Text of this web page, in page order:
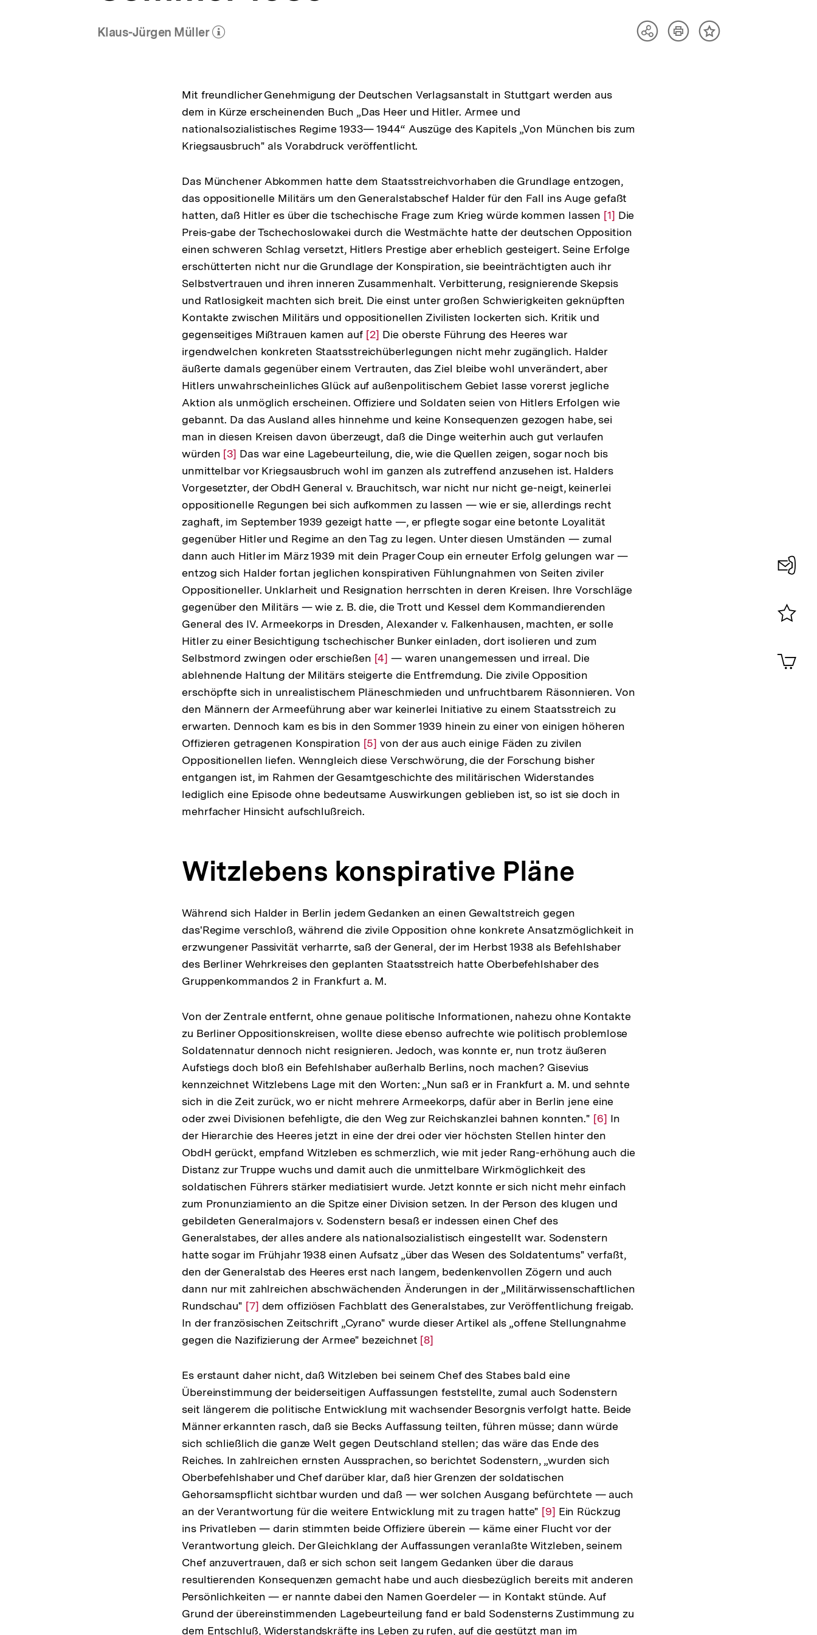
Klaus-Jürgen Müller
(Mehr zum Autor)
TeilenArtikelInhalt
Mit freundlicher Genehmigung der Deutschen Verlagsanstalt in Stuttgart werden aus
dem in Kürze erscheinenden Buch „Das Heer und Hitler. Armee und
nationalsozialistisches Regime 1933— 1944“ Auszüge des Kapitels „Von München bis zum
Kriegsausbruch" als Vorabdruck veröffentlicht.
Das Münchener Abkommen hatte dem Staatsstreichvorhaben die Grundlage entzogen,
das oppositionelle Militärs um den Generalstabschef Halder für den Fall ins Auge gefaßt
hatten, daß Hitler es über die tschechische Frage zum Krieg würde kommen lassen Zur
Auflösung
der
Fußnote
[1] Die
Preis-gabe der Tschechoslowakei durch die Westmächte hatte der deutschen Opposition
einen schweren Schlag versetzt, Hitlers Prestige aber erheblich gesteigert. Seine Erfolge
erschütterten nicht nur die Grundlage der Konspiration, sie beeinträchtigten auch ihr
Selbstvertrauen und ihren inneren Zusammenhalt. Verbitterung, resignierende Skepsis
und Ratlosigkeit machten sich breit. Die einst unter großen Schwierigkeiten geknüpften
Kontakte zwischen Militärs und oppositionellen Zivilisten lockerten sich. Kritik und
gegenseitiges Mißtrauen kamen auf Zur
Auflösung
der
Fußnote
[2] Die oberste Führung des Heeres war
irgendwelchen konkreten Staatsstreichüberlegungen nicht mehr zugänglich. Halder
äußerte damals gegenüber einem Vertrauten, das Ziel bleibe wohl unverändert, aber
Hitlers unwahrscheinliches Glück auf außenpolitischem Gebiet lasse vorerst jegliche
Aktion als unmöglich erscheinen. Offiziere und Soldaten seien von Hitlers Erfolgen wie
gebannt. Da das Ausland alles hinnehme und keine Konsequenzen gezogen habe, sei
man in diesen Kreisen davon überzeugt, daß die Dinge weiterhin auch gut verlaufen
würden Zur
Auflösung
der
Fußnote
[3] Das war eine Lagebeurteilung, die, wie die Quellen zeigen, sogar noch bis
unmittelbar vor Kriegsausbruch wohl im ganzen als zutreffend anzusehen ist. Halders
Vorgesetzter, der ObdH General v. Brauchitsch, war nicht nur nicht ge-neigt, keinerlei
oppositionelle Regungen bei sich aufkommen zu lassen — wie er sie, allerdings recht
zaghaft, im September 1939 gezeigt hatte —, er pflegte sogar eine betonte Loyalität
gegenüber Hitler und Regime an den Tag zu legen. Unter diesen Umständen — zumal
dann auch Hitler im März 1939 mit dein Prager Coup ein erneuter Erfolg gelungen war —
entzog sich Halder fortan jeglichen konspirativen Fühlungnahmen von Seiten ziviler
Oppositioneller. Unklarheit und Resignation herrschten in deren Kreisen. Ihre Vorschläge
gegenüber den Militärs — wie z. B. die, die Trott und Kessel dem Kommandierenden
General des IV. Armeekorps in Dresden, Alexander v. Falkenhausen, machten, er solle
Hitler zu einer Besichtigung tschechischer Bunker einladen, dort isolieren und zum
Selbstmord zwingen oder erschießen Zur
Auflösung
der
Fußnote
[4] — waren unangemessen und irreal. Die
ablehnende Haltung der Militärs steigerte die Entfremdung. Die zivile Opposition
erschöpfte sich in unrealistischem Pläneschmieden und unfruchtbarem Räsonnieren. Von
den Männern der Armeeführung aber war keinerlei Initiative zu einem Staatsstreich zu
erwarten. Dennoch kam es bis in den Sommer 1939 hinein zu einer von einigen höheren
Offizieren getragenen Konspiration Zur
Auflösung
der
Fußnote
[5] von der aus auch einige Fäden zu zivilen
Oppositionellen liefen. Wenngleich diese Verschwörung, die der Forschung bisher
entgangen ist, im Rahmen der Gesamtgeschichte des militärischen Widerstandes
lediglich eine Episode ohne bedeutsame Auswirkungen geblieben ist, so ist sie doch in
mehrfacher Hinsicht aufschlußreich.
Witzlebens konspirative Pläne
Während sich Halder in Berlin jedem Gedanken an einen Gewaltstreich gegen
das'Regime verschloß, während die zivile Opposition ohne konkrete Ansatzmöglichkeit in
erzwungener Passivität verharrte, saß der General, der im Herbst 1938 als Befehlshaber
des Berliner Wehrkreises den geplanten Staatsstreich hatte Oberbefehlshaber des
Gruppenkommandos 2 in Frankfurt a. M.
Von der Zentrale entfernt, ohne genaue politische Informationen, nahezu ohne Kontakte
zu Berliner Oppositionskreisen, wollte diese ebenso aufrechte wie politisch problemlose
Soldatennatur dennoch nicht resignieren. Jedoch, was konnte er, nun trotz äußeren
Aufstiegs doch bloß ein Befehlshaber außerhalb Berlins, noch machen? Gisevius
kennzeichnet Witzlebens Lage mit den Worten: „Nun saß er in Frankfurt a. M. und sehnte
sich in die Zeit zurück, wo er nicht mehrere Armeekorps, dafür aber in Berlin jene eine
oder zwei Divisionen befehligte, die den Weg zur Reichskanzlei bahnen konnten." Zur
Auflösung
der
[6] In
der Hierarchie des Heeres jetzt in eine der drei oder vier höchsten Stellen hinter den
ObdH gerückt, empfand Witzleben es schmerzlich, wie mit jeder Rang-erhöhung auch die
Distanz zur Truppe wuchs und damit auch die unmittelbare Wirkmöglichkeit des
soldatischen Führers stärker mediatisiert wurde. Jetzt konnte er sich nicht mehr einfach
zum Pronunziamiento an die Spitze einer Division setzen. In der Person des klugen und
gebildeten Generalmajors v. Sodenstern besaß er indessen einen Chef des
Generalstabes, der alles andere als nationalsozialistisch eingestellt war. Sodenstern
hatte sogar im Frühjahr 1938 einen Aufsatz „über das Wesen des Soldatentums" verfaßt,
den der Generalstab des Heeres erst nach langem, bedenkenvollen Zögern und auch
dann nur mit zahlreichen abschwächenden Änderungen in der „Militärwissenschaftlichen
Rundschau" Zur
Auflösung
der
[7] dem offiziösen Fachblatt des Generalstabes, zur Veröffentlichung freigab.
In der französischen Zeitschrift „Cyrano" wurde dieser Artikel als „offene Stellungnahme
gegen die Nazifizierung der Armee" bezeichnet Zur
der
Fußnote
[8]
Es erstaunt daher nicht, daß Witzleben bei seinem Chef des Stabes bald eine
Übereinstimmung der beiderseitigen Auffassungen feststellte, zumal auch Sodenstern
seit längerem die politische Entwicklung mit wachsender Besorgnis verfolgt hatte. Beide
Männer erkannten rasch, daß sie Becks Auffassung teilten, führen müsse; dann würde
sich schließlich die ganze Welt gegen Deutschland stellen; das wäre das Ende des
Reiches. In zahlreichen ernsten Aussprachen, so berichtet Sodenstern, „wurden sich
Oberbefehlshaber und Chef darüber klar, daß hier Grenzen der soldatischen
Gehorsamspflicht sichtbar wurden und daß — wer solchen Ausgang befürchtete — auch
an der Verantwortung für die weitere Entwicklung mit zu tragen hatte" Zur
Auflösung
der
Fußnote
[9] Ein Rückzug
ins Privatleben — darin stimmten beide Offiziere überein — käme einer Flucht vor der
Verantwortung gleich. Der Gleichklang der Auffassungen veranlaßte Witzleben, seinem
Chef anzuvertrauen, daß er sich schon seit langem Gedanken über die daraus
resultierenden Konsequenzen gemacht habe und auch diesbezüglich bereits mit anderen
Persönlichkeiten — er nannte dabei den Namen Goerdeler — in Kontakt stünde. Auf
Grund der übereinstimmenden Lagebeurteilung fand er bald Sodensterns Zustimmung zu
dem Entschluß, Widerstandskräfte ins Leben zu rufen, auf die gestützt man im